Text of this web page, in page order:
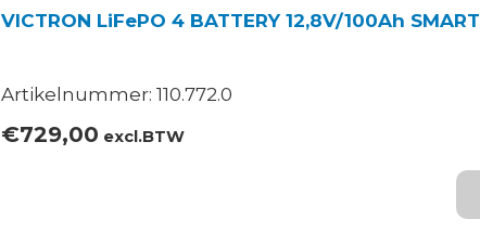
VICTRON LiFePO 4 BATTERY 12,8V/100Ah SMART
Artikelnummer: 110.772.0
€729,00 excl.BTW